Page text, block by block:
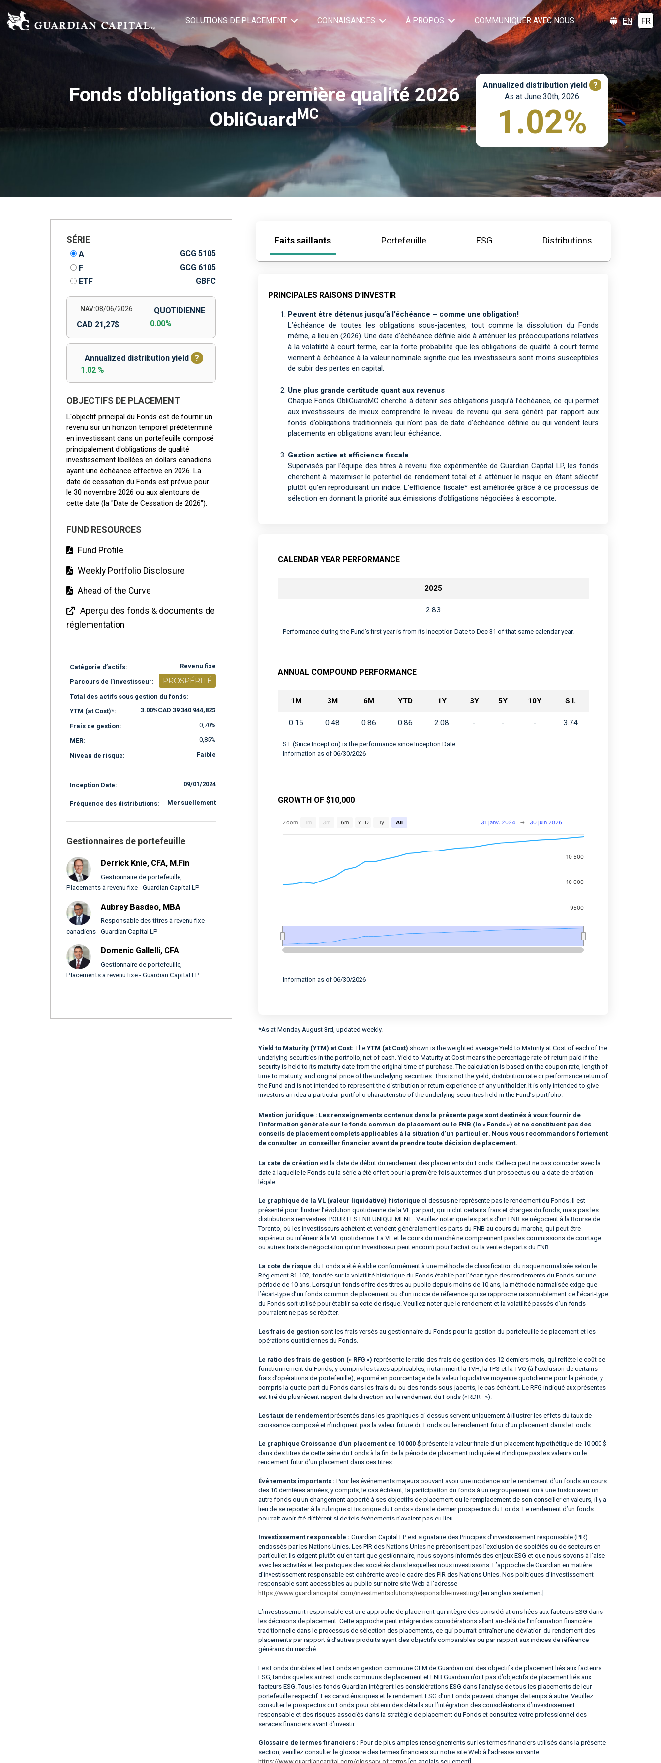
SOLUTIONS DE PLACEMENT CONNAISANCES À PROPOS COMMUNIQUER AVEC NOUS EN FR
Fonds d'obligations de première qualité 2026
ObliGuardMC
Annualized distribution yield
?
As at June 30th, 2026
1.02%
SÉRIE
A
GCG 5105
F
GCG 6105
ETF
GBFC
NAV:08/06/2026
CAD 21,27$
QUOTIDIENNE
0.00%
Annualized distribution yield
?
1.02 %
OBJECTIFS DE PLACEMENT
L'objectif principal du Fonds est de fournir un
revenu sur un horizon temporel prédéterminé
en investissant dans un portefeuille composé
principalement d'obligations de qualité
investissement libellées en dollars canadiens
ayant une échéance effective en 2026. La
date de cessation du Fonds est prévue pour
le 30 novembre 2026 ou aux alentours de
cette date (la "Date de Cessation de 2026").
FUND RESOURCES
Fund Profile
Weekly Portfolio Disclosure
Ahead of the Curve
Aperçu des fonds & documents de
réglementation
Catégorie d’actifs: Revenu fixe
Parcours de l’investisseur: PROSPÉRITÉ
Total des actifs sous gestion du fonds:
CAD 39 340 944,82$
YTM (at Cost)*: 3.00%
Frais de gestion: 0,70%
MER: 0,85%
Niveau de risque: Faible
Inception Date: 09/01/2024
Fréquence des distributions: Mensuellement
Gestionnaires de portefeuille
Derrick Knie, CFA, M.Fin
Gestionnaire de portefeuille,
Placements à revenu fixe - Guardian Capital LP
Aubrey Basdeo, MBA
Responsable des titres à revenu fixe
canadiens - Guardian Capital LP
Domenic Gallelli, CFA
Gestionnaire de portefeuille,
Placements à revenu fixe - Guardian Capital LP
Faits saillants Portefeuille ESG Distributions
PRINCIPALES RAISONS D’INVESTIR
Peuvent être détenus jusqu’à l’échéance – comme une obligation!
L’échéance de toutes les obligations sous-jacentes, tout comme la dissolution du Fonds
même, a lieu en (2026). Une date d’échéance définie aide à atténuer les préoccupations relatives
à la volatilité à court terme, car la forte probabilité que les obligations de qualité à court terme
viennent à échéance à la valeur nominale signifie que les investisseurs sont moins susceptibles
de subir des pertes en capital.
Une plus grande certitude quant aux revenus
Chaque Fonds ObliGuardMC cherche à détenir ses obligations jusqu’à l’échéance, ce qui permet
aux investisseurs de mieux comprendre le niveau de revenu qui sera généré par rapport aux
fonds d’obligations traditionnels qui n’ont pas de date d’échéance définie ou qui vendent leurs
placements en obligations avant leur échéance.
Gestion active et efficience fiscale
Supervisés par l’équipe des titres à revenu fixe expérimentée de Guardian Capital LP, les fonds
cherchent à maximiser le potentiel de rendement total et à atténuer le risque en étant sélectif
plutôt qu’en reproduisant un indice. L’efficience fiscale* est améliorée grâce à ce processus de
sélection en donnant la priorité aux émissions d’obligations négociées à escompte.
CALENDAR YEAR PERFORMANCE
2025
2.83
Performance during the Fund’s first year is from its Inception Date to Dec 31 of that same calendar year.
ANNUAL COMPOUND PERFORMANCE
1M 3M 6M YTD 1Y 3Y 5Y 10Y S.I.
0.15 0.48 0.86 0.86 2.08 - - - 3.74
S.I. (Since Inception) is the performance since Inception Date.
Information as of 06/30/2026
GROWTH OF $10,000
Chart
The chart has 2 X axes displaying Time, and navigator-x-axis.
The chart has 2 Y axes displaying values, and navigator-y-axis.
Zoom 1m 3m 6m YTD 1y All 31 janv. 2024 → 30 juin 2026
9500
10 000
10 500
Information as of 06/30/2026
*As at Monday August 3rd, updated weekly.
Yield to Maturity (YTM) at Cost: The YTM (at Cost) shown is the weighted average Yield to Maturity at Cost of each of the
underlying securities in the portfolio, net of cash. Yield to Maturity at Cost means the percentage rate of return paid if the
security is held to its maturity date from the original time of purchase. The calculation is based on the coupon rate, length of
time to maturity, and original price of the underlying securities. This is not the yield, distribution rate or performance return of
the Fund and is not intended to represent the distribution or return experience of any unitholder. It is only intended to give
investors an idea a particular portfolio characteristic of the underlying securities held in the Fund’s portfolio.
Mention juridique : Les renseignements contenus dans la présente page sont destinés à vous fournir de
l’information générale sur le fonds commun de placement ou le FNB (le « Fonds ») et ne constituent pas des
conseils de placement complets applicables à la situation d’un particulier. Nous vous recommandons fortement
de consulter un conseiller financier avant de prendre toute décision de placement.
La date de création est la date de début du rendement des placements du Fonds. Celle-ci peut ne pas coïncider avec la
date à laquelle le Fonds ou la série a été offert pour la première fois aux termes d’un prospectus ou la date de création
légale.
Le graphique de la VL (valeur liquidative) historique ci-dessus ne représente pas le rendement du Fonds. Il est
présenté pour illustrer l’évolution quotidienne de la VL par part, qui inclut certains frais et charges du fonds, mais pas les
distributions réinvesties. POUR LES FNB UNIQUEMENT : Veuillez noter que les parts d’un FNB se négocient à la Bourse de
Toronto, où les investisseurs achètent et vendent généralement les parts du FNB au cours du marché, qui peut être
supérieur ou inférieur à la VL quotidienne. La VL et le cours du marché ne comprennent pas les commissions de courtage
ou autres frais de négociation qu’un investisseur peut encourir pour l’achat ou la vente de parts du FNB.
La cote de risque du Fonds a été établie conformément à une méthode de classification du risque normalisée selon le
Règlement 81-102, fondée sur la volatilité historique du Fonds établie par l’écart-type des rendements du Fonds sur une
période de 10 ans. Lorsqu’un fonds offre des titres au public depuis moins de 10 ans, la méthode normalisée exige que
l’écart-type d’un fonds commun de placement ou d’un indice de référence qui se rapproche raisonnablement de l’écart-type
du Fonds soit utilisé pour établir sa cote de risque. Veuillez noter que le rendement et la volatilité passés d’un fonds
pourraient ne pas se répéter.
Les frais de gestion sont les frais versés au gestionnaire du Fonds pour la gestion du portefeuille de placement et les
opérations quotidiennes du Fonds.
Le ratio des frais de gestion (« RFG ») représente le ratio des frais de gestion des 12 derniers mois, qui reflète le coût de
fonctionnement du Fonds, y compris les taxes applicables, notamment la TVH, la TPS et la TVQ (à l’exclusion de certains
frais d’opérations de portefeuille), exprimé en pourcentage de la valeur liquidative moyenne quotidienne pour la période, y
compris la quote-part du Fonds dans les frais du ou des fonds sous-jacents, le cas échéant. Le RFG indiqué aux présentes
est tiré du plus récent rapport de la direction sur le rendement du Fonds (« RDRF »).
Les taux de rendement présentés dans les graphiques ci-dessus servent uniquement à illustrer les effets du taux de
croissance composé et n’indiquent pas la valeur future du Fonds ou le rendement futur d’un placement dans le Fonds.
Le graphique Croissance d’un placement de 10 000 $ présente la valeur finale d’un placement hypothétique de 10 000 $
dans des titres de cette série du Fonds à la fin de la période de placement indiquée et n’indique pas les valeurs ou le
rendement futur d’un placement dans ces titres.
Événements importants : Pour les événements majeurs pouvant avoir une incidence sur le rendement d’un fonds au cours
des 10 dernières années, y compris, le cas échéant, la participation du fonds à un regroupement ou à une fusion avec un
autre fonds ou un changement apporté à ses objectifs de placement ou le remplacement de son conseiller en valeurs, il y a
lieu de se reporter à la rubrique « Historique du Fonds » dans le dernier prospectus du Fonds. Le rendement d’un fonds
pourrait avoir été différent si de tels événements n’avaient pas eu lieu.
Investissement responsable : Guardian Capital LP est signataire des Principes d’investissement responsable (PIR)
endossés par les Nations Unies. Les PIR des Nations Unies ne préconisent pas l’exclusion de sociétés ou de secteurs en
particulier. Ils exigent plutôt qu’en tant que gestionnaire, nous soyons informés des enjeux ESG et que nous soyons à l’aise
avec les activités et les pratiques des sociétés dans lesquelles nous investissons. L’approche de Guardian en matière
d’investissement responsable est cohérente avec le cadre des PIR des Nations Unies. Nos politiques d’investissement
responsable sont accessibles au public sur notre site Web à l’adresse
https://www.guardiancapital.com/investmentsolutions/responsible-investing/ [en anglais seulement].
L’investissement responsable est une approche de placement qui intègre des considérations liées aux facteurs ESG dans
les décisions de placement. Cette approche peut intégrer des considérations allant au-delà de l’information financière
traditionnelle dans le processus de sélection des placements, ce qui pourrait entraîner une déviation du rendement des
placements par rapport à d’autres produits ayant des objectifs comparables ou par rapport aux indices de référence
généraux du marché.
Les Fonds durables et les Fonds en gestion commune GEM de Guardian ont des objectifs de placement liés aux facteurs
ESG, tandis que les autres Fonds communs de placement et FNB Guardian n’ont pas d’objectifs de placement liés aux
facteurs ESG. Tous les fonds Guardian intègrent les considérations ESG dans l’analyse de tous les placements de leur
portefeuille respectif. Les caractéristiques et le rendement ESG d’un Fonds peuvent changer de temps à autre. Veuillez
consulter le prospectus du Fonds pour obtenir des détails sur l’intégration des considérations d’investissement
responsable et des risques associés dans la stratégie de placement du Fonds et consultez votre professionnel des
services financiers avant d’investir.
Glossaire de termes financiers : Pour de plus amples renseignements sur les termes financiers utilisés dans la présente
section, veuillez consulter le glossaire des termes financiers sur notre site Web à l’adresse suivante :
https://www.guardiancapital.com/glossary-of-terms [en anglais seulement].